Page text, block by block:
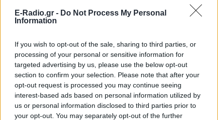
E-Radio.gr - Do Not Process My Personal
Information
If you wish to opt-out of the sale, sharing to third parties, or
processing of your personal or sensitive information for
targeted advertising by us, please use the below opt-out
section to confirm your selection. Please note that after your
opt-out request is processed you may continue seeing
interest-based ads based on personal information utilized by
us or personal information disclosed to third parties prior to
your opt-out. You may separately opt-out of the further
χειροτερέψει κατά την προεκλογική περίοδο. Το
τελευταίο αυτό θέμα δεν θα είναι εύκολο για την
Αμερικανοί αμφισβητούν επίμονα την εντιμότητά
της και την αξιοπιστία της.
Η Κλίντον αντιμετώπισε για πρώτη φορά
ερωτήσεις που αφορούν τις αποκαλύψεις για του
ανώτατου στελέχους της τα ηλεκτρονικά μηνύματα,
τα οποία την δείχνουν να έχει διαφορετικό ύφος σε